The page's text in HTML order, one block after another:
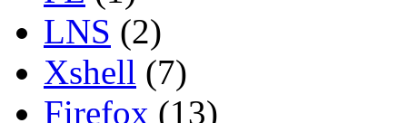
LNS (2)
Xshell (7)
Firefox (13)